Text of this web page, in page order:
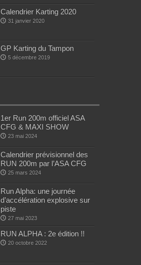
Calendrier Karting 2020
31 janvier 2020
GP Karting du Tampon
5 décembre 2019
1er Run 200m officiel ASA
CFG & MAXI SHOW
23 mai 2024
Calendrier prévisionnel des
RUN 200m par l’ASA CFG
25 mars 2024
Run Alpha: une journée
d’accélération explosive sur
piste
27 mai 2023
RUN ALPHA : 2e édition !!
20 octobre 2022